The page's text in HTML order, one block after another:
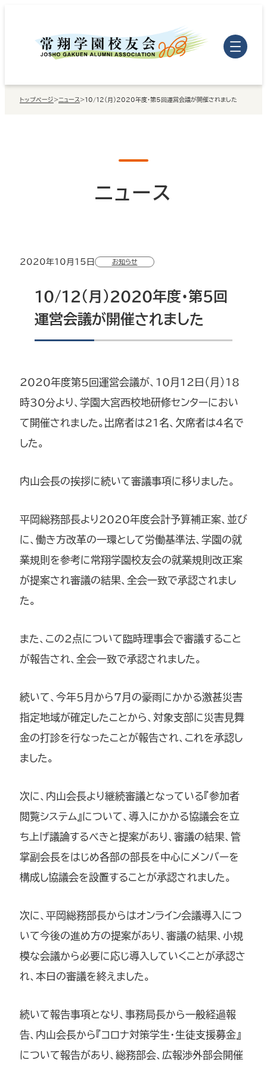
トップページ > ニュース > 10/12（月）2020年度・第5回運営会議が開催されました
ニュース
2020年10月15日 お知らせ
10/12（月）2020年度・第5回
運営会議が開催されました
2020年度第5回運営会議が、10月12日（月）18
時30分より、学園大宮西校地研修センターにおい
て開催されました。出席者は21名、欠席者は4名で
した。
内山会長の挨拶に続いて審議事項に移りました。
平岡総務部長より2020年度会計予算補正案、並び
に、働き方改革の一環として労働基準法、学園の就
業規則を参考に常翔学園校友会の就業規則改正案
が提案され審議の結果、全会一致で承認されまし
た。
また、この2点について臨時理事会で審議すること
が報告され、全会一致で承認されました。
続いて、今年5月から7月の豪雨にかかる激甚災害
指定地域が確定したことから、対象支部に災害見舞
金の打診を行なったことが報告され、これを承認し
ました。
次に、内山会長より継続審議となっている『参加者
閲覧システム』について、導入にかかる協議会を立
ち上げ議論するべきと提案があり、審議の結果、管
掌副会長をはじめ各部の部長を中心にメンバーを
構成し協議会を設置することが承認されました。
次に、平岡総務部長からはオンライン会議導入につ
いて今後の進め方の提案があり、審議の結果、小規
模な会議から必要に応じ導入していくことが承認さ
れ、本日の審議を終えました。
続いて報告事項となり、事務局長から一般経過報
告、内山会長から『コロナ対策学生・生徒支援募金』
について報告があり、総務部会、広報渉外部会開催